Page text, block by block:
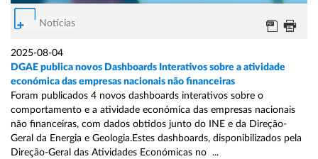
Notícias
2025-08-04
DGAE publica novos Dashboards Interativos sobre a atividade
económica das empresas nacionais não financeiras
Foram publicados 4 novos dashboards interativos sobre o
comportamento e a atividade económica das empresas nacionais
não financeiras, com dados obtidos junto do INE e da Direção-
Geral da Energia e Geologia.Estes dashboards, disponibilizados pela
Direção-Geral das Atividades Económicas no ...